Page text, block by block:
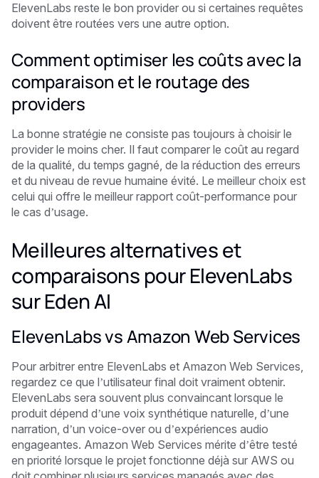
ElevenLabs reste le bon provider ou si certaines requêtes
doivent être routées vers une autre option.
Comment optimiser les coûts avec la
comparaison et le routage des
providers
La bonne stratégie ne consiste pas toujours à choisir le
provider le moins cher. Il faut comparer le coût au regard
de la qualité, du temps gagné, de la réduction des erreurs
et du niveau de revue humaine évité. Le meilleur choix est
celui qui offre le meilleur rapport coût-performance pour
le cas d’usage.
Meilleures alternatives et
comparaisons pour ElevenLabs
sur Eden AI
ElevenLabs vs Amazon Web Services
Pour arbitrer entre ElevenLabs et Amazon Web Services,
regardez ce que l’utilisateur final doit vraiment obtenir.
ElevenLabs sera souvent plus convaincant lorsque le
produit dépend d’une voix synthétique naturelle, d’une
narration, d’un voice-over ou d’expériences audio
engageantes. Amazon Web Services mérite d’être testé
en priorité lorsque le projet fonctionne déjà sur AWS ou